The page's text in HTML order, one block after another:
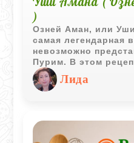
)
Озней Аман, или
самая легендарная
невозможно
Пурим. В этом
классическую
получается очень
счет меда и
невероятно
легкой фруктовой
Лида